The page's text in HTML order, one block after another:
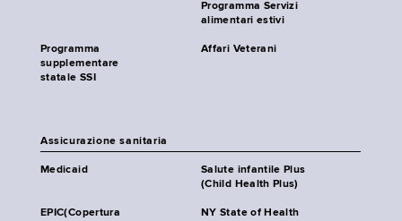
Programma Servizi
alimentari estivi
Programma
supplementare
statale SSI
Affari Veterani
Assicurazione sanitaria
Medicaid
Salute infantile Plus
(Child Health Plus)
EPIC(Copertura
NY State of Health